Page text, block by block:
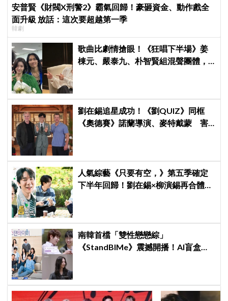
安普賢《財閥X刑警2》霸氣回歸！豪砸資金、動作戲全
面升級 放話：這次要超越第一季
韓劇
歌曲比劇情搶眼！《狂唱下半場》姜
棟元、嚴泰九、朴智賢組混聲團體，
劉在錫追星成功！《劉QUIZ》同框
《奧德賽》諾蘭導演、麥特戴蒙 害
人氣綜藝《只要有空，》第五季確定
下半年回歸！劉在錫×柳演錫再合體，
南韓首檔「雙性戀戀綜」
《StandBIMe》震撼開播！AI盲盒配